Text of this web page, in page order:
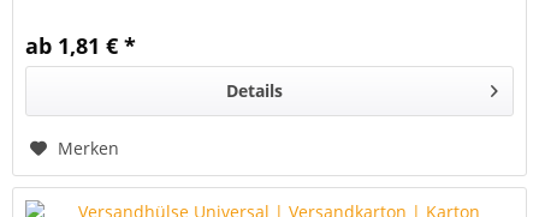
ab 1,81 € *
Details
Merken